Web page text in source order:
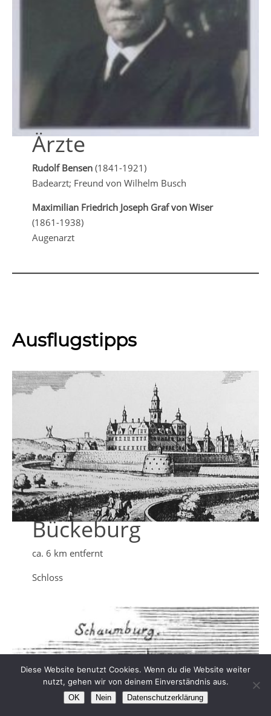
Ärzte
Rudolf Bensen(1841-1921)
Badearzt; Freund von Wilhelm Busch
Maximilian Friedrich Joseph Graf von Wiser
(1861-1938)
Augenarzt
Ausflugstipps
Bückeburg
ca. 6 km entfernt
Schloss
Diese Website benutzt Cookies. Wenn du die Website weiter
nutzt, gehen wir von deinem Einverständnis aus.
OK Nein Datenschutzerklärung